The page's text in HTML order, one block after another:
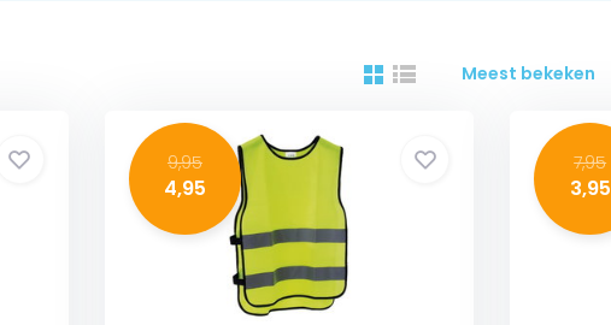
Meest bekeken
9,95
4,95
7,95
3,95